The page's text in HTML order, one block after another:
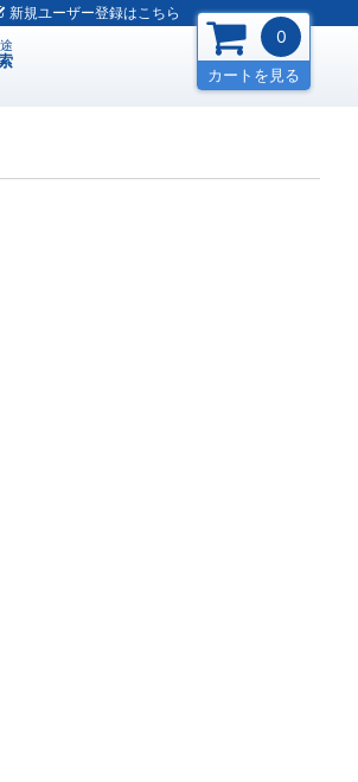
新規ユーザー登録はこちら
0
カートを見る